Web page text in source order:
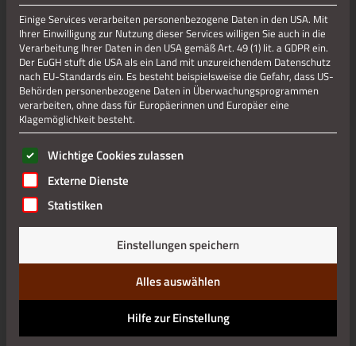
Jetzt teilen
Jetzt teilen
Datenschutz
Einige Services verarbeiten personenbezogene Daten in den USA. Mit
Ihrer Einwilligung zur Nutzung dieser Services willigen Sie auch in die
Verarbeitung Ihrer Daten in den USA gemäß Art. 49 (1) lit. a GDPR ein.
Der EuGH stuft die USA als ein Land mit unzureichendem Datenschutz
nach EU-Standards ein. Es besteht beispielsweise die Gefahr, dass US-
Behörden personenbezogene Daten in Überwachungsprogrammen
verarbeiten, ohne dass für Europäerinnen und Europäer eine
Klagemöglichkeit besteht.
Es folgt eine Liste der Service-Gruppen, für die eine
Wichtige Cookies zulassen
Externe Dienste
Statistiken
Einstellungen speichern
Alles auswählen
Hilfe zur Einstellung